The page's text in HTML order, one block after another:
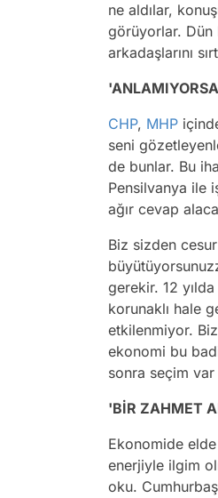
ne aldılar,
görüyorlar. Dün
arkadaşlarını
CHP, MHP
seni
de bunlar. Bu
Pensilvanya ile
ağır cevap
Biz sizden
gerekir. 12
korunaklı hale
etkilenmiyor.
ekonomi bu
sonra seçim
'BİR ZAHMET
Ekonomide
enerjiyle ilgim
oku.